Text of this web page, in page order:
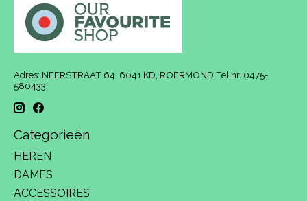
Adres: NEERSTRAAT 64, 6041 KD, ROERMOND Tel.nr. 0475-
580433
Categorieën
HEREN
DAMES
ACCESSOIRES